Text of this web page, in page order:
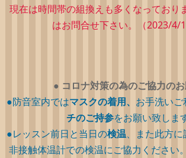
現在は時間帯の組換えも多くなっており
はお問合せ下さい。（2023/4/
● コロナ対策の為のご協力の
●防音室内ではマスクの着用、 お手洗い
チのご持参をお願い致しま
●レッスン前日と当日の検温、また此方
非接触体温計での検温にご協力ください